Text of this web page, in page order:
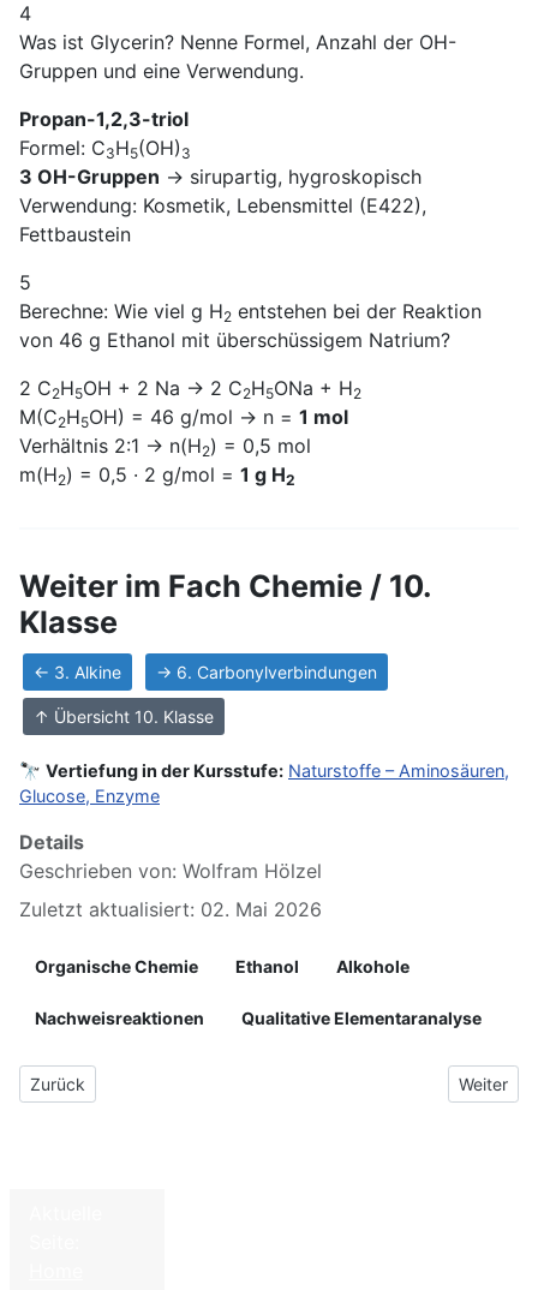
4
Was ist Glycerin? Nenne Formel, Anzahl der OH-
Gruppen und eine Verwendung.
Propan-1,2,3-triol
Formel: C3H5(OH) 3
3 OH-Gruppen → sirupartig, hygroskopisch
Verwendung: Kosmetik, Lebensmittel (E422),
Fettbaustein
5
Berechne: Wie viel g H2 entstehen bei der Reaktion
von 46 g Ethanol mit überschüssigem Natrium?
2 C2H5OH + 2 Na → 2 C2H5ONa + H2
M(C2H5OH) = 46 g/mol → n = 1 mol
Verhältnis 2:1 → n(H2) = 0,5 mol
m(H2) = 0,5 · 2 g/mol = 1 g H2
Weiter im Fach Chemie / 10.
Klasse
← 3. Alkine → 6. Carbonylverbindungen
↑ Übersicht 10. Klasse
🔭 Vertiefung in der Kursstufe: Naturstoffe – Aminosäuren,
Glucose, Enzyme
Details
Geschrieben von: Wolfram Hölzel
Zuletzt aktualisiert: 02. Mai 2026
Organische Chemie Ethanol Alkohole
Nachweisreaktionen Qualitative Elementaranalyse
Vorheriger Beitrag: 5 Alkanol, Alkohol
Zurück Nächster
Weiter